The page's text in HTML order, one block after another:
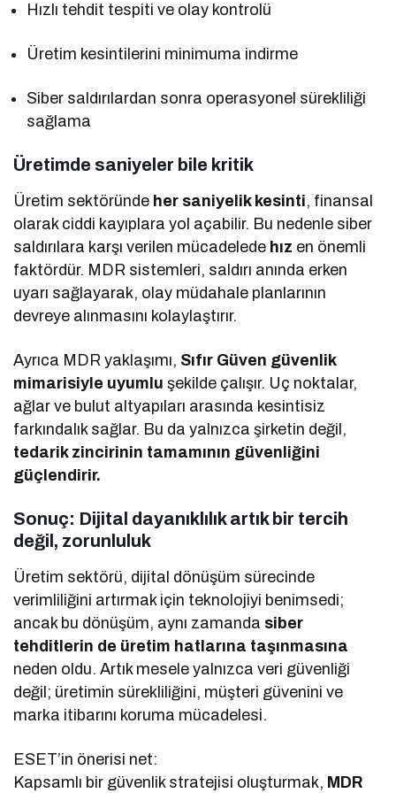
Hızlı tehdit tespiti ve olay kontrolü
Üretim kesintilerini minimuma indirme
Siber saldırılardan sonra operasyonel sürekliliği
sağlama
Üretimde saniyeler bile kritik
Üretim sektöründe her saniyelik kesinti, finansal
olarak ciddi kayıplara yol açabilir. Bu nedenle siber
saldırılara karşı verilen mücadelede hız en önemli
faktördür. MDR sistemleri, saldırı anında erken
uyarı sağlayarak, olay müdahale planlarının
devreye alınmasını kolaylaştırır.
Ayrıca MDR yaklaşımı, Sıfır Güven güvenlik
mimarisiyle uyumlu şekilde çalışır. Uç noktalar,
ağlar ve bulut altyapıları arasında kesintisiz
farkındalık sağlar. Bu da yalnızca şirketin değil,
tedarik zincirinin tamamının güvenliğini
güçlendirir.
Sonuç: Dijital dayanıklılık artık bir tercih
değil, zorunluluk
Üretim sektörü, dijital dönüşüm sürecinde
verimliliğini artırmak için teknolojiyi benimsedi;
ancak bu dönüşüm, aynı zamanda siber
tehditlerin de üretim hatlarına taşınmasına
neden oldu. Artık mesele yalnızca veri güvenliği
değil; üretimin sürekliliğini, müşteri güvenini ve
marka itibarını koruma mücadelesi.
ESET’in önerisi net:
Kapsamlı bir güvenlik stratejisi oluşturmak, MDR